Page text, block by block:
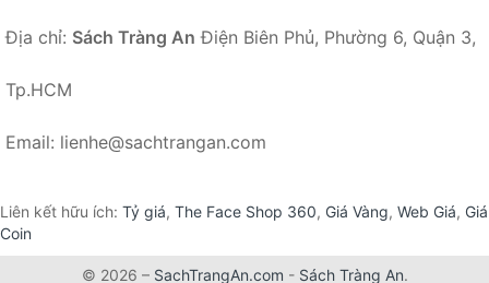
Địa chỉ: Sách Tràng An Điện Biên Phủ, Phường 6, Quận 3,
Tp.HCM
Email: lienhe@sachtrangan.com
Liên kết hữu ích: Tỷ giá, The Face Shop 360, Giá Vàng, Web Giá, Giá
Coin
© 2026 – SachTrangAn.com - Sách Tràng An.